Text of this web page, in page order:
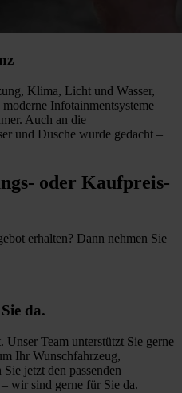
Klima, Licht und Wasser,
Infotainmentsysteme
Auch an die
und Dusche wurde gedacht –
oder Kaufpreis-
erhalten? Dann nehmen Sie
da.
Team unterstützt Sie gerne
Ihr Wunschfahrzeug,
jetzt den passenden
wir sind gerne für Sie da.